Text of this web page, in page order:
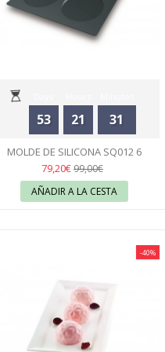
53 21 31
44
MOLDE DE SILICONA SQ012 6
DISCOS - SILIKOMART
79,20€99,00€
AÑADIR A LA CESTA
-40%